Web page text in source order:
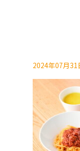
2024年07月31